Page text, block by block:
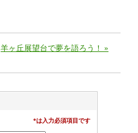
羊ヶ丘展望台で夢を語ろう！ »
*は入力必須項目です